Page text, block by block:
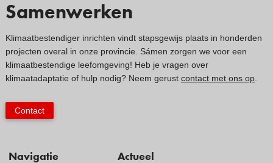
Navigatie Actueel
Samenwerken
Klimaatbestendiger inrichten vindt stapsgewijs plaats in honderden
projecten overal in onze provincie. Sámen zorgen we voor een
klimaatbestendige leefomgeving! Heb je vragen over
klimaatadaptatie of hulp nodig? Neem gerust contact met ons op.
Contact